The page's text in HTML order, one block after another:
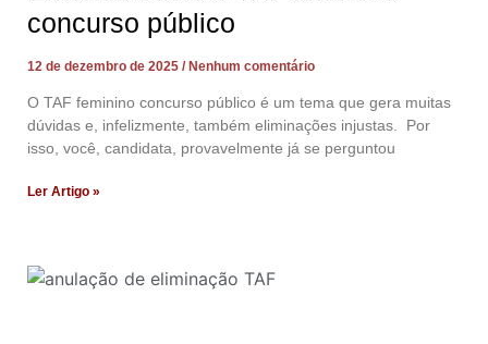
concurso público
12 de dezembro de 2025 Nenhum comentário
O TAF feminino concurso público é um tema que gera muitas
dúvidas e, infelizmente, também eliminações injustas. Por
isso, você, candidata, provavelmente já se perguntou
Ler Artigo »